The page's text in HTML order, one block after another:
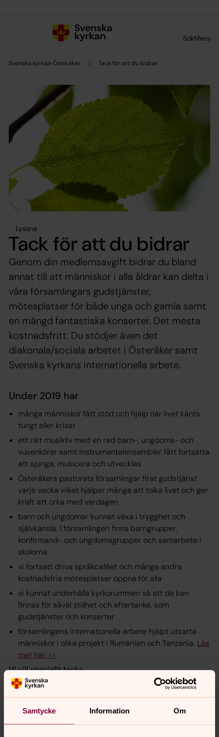
Samtycke Information Om
SökMeny
Svenska kyrkan Österåker Tack för att du bidrar
Lyssna
Tack för att du bidrar
Genom din medlemsavgift bidrar du bland
annat till att människor i alla åldrar kan delta i
våra församlingars gudstjänster,
mötesplatser för både unga och gamla samt
en mängd fantastiska konserter. Det mesta
kostnadsfritt. Du stödjer även det
diakonala/sociala arbetet i Österåker samt
Svenska kyrkans internationella arbete.
Under 2019 har
många människor fått stöd och hjälp när livet känts
tungt eller krisar
ett rikt musikliv med en rad barn-, ungdoms- och
vuxenkörer samt instrumentalensembler fått fortsätta
att sjunga, musicera och utvecklas
Österåkers pastorats församlingar firat gudstjänst
varje vecka vilket hjälper många att tolka livet och ger
kraft att orka med vardagen
barn och ungdomar kunnat växa i trygghet och
självkänsla. I församlingen finns barngrupper,
konfirmand- och ungdomsgrupper och samarbete i
skolorna
vi fortsatt driva språkcaféet och många andra
kostnadsfria mötesplatser öppna för alla
vi kunnat underhålla kyrkorummen så att de kan
finnas för såväl stillhet och eftertanke, som
gudstjänster och konserter
församlingens internationella arbete hjälpt utsatta
människor i olika projekt i Rumänien och Tanzania. Läs
mer här >>
Vi vill speciellt tacka
Alla volontärer som gör det möjligt för kyrkan att vara en
öppen och välkomnande gemenskap.
Vi vill också passa på att lyfta fram samarbetet med
Berga Secondhand, Majblomman, ICA Skånsta och Runö